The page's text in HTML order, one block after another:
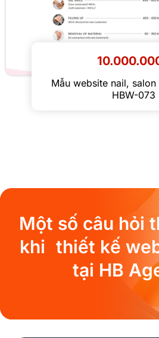
Mẫu website nail,
HBW-073
Một số câu hỏi
khi thiết kế
tại HB